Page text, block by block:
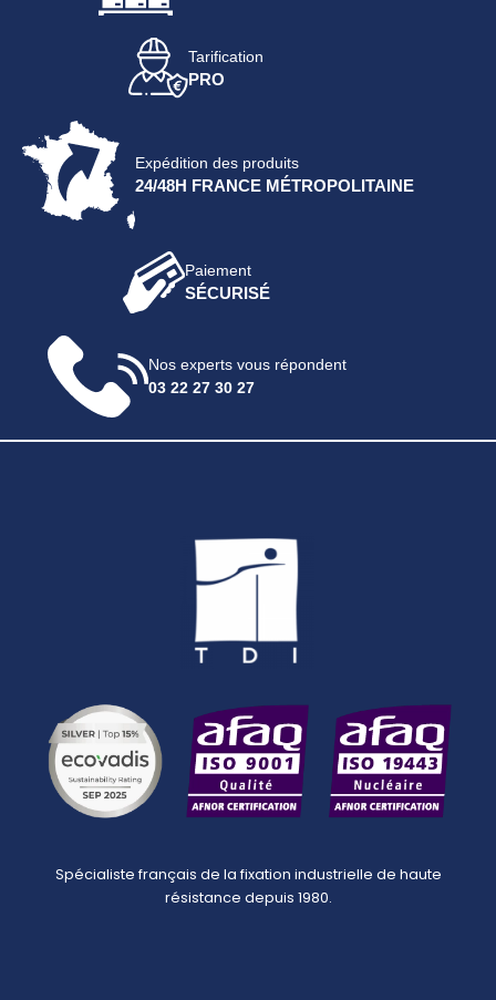
Tarification
PRO
Expédition des produits
24/48H FRANCE MÉTROPOLITAINE
Paiement
SÉCURISÉ
Nos experts vous répondent
03 22 27 30 27
Spécialiste français de la fixation industrielle de haute
résistance depuis 1980.